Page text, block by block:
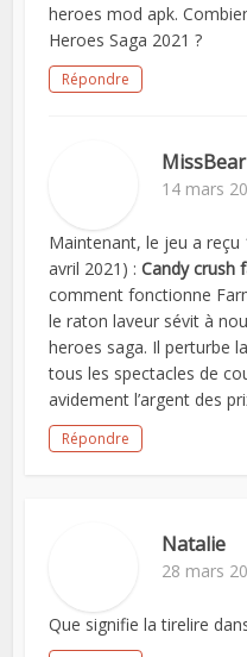
heroes mod apk.
Heroes Saga 2021 ?
Répondre
MissBear
14 mars
Maintenant, le jeu a reçu
avril 2021) :Candy crush
comment fonctionne
le raton laveur sévit à
heroes saga. Il perturbe
tous les spectacles de
avidement l’argent des
Répondre
Natalie
28 mars
Que signifie la tirelire